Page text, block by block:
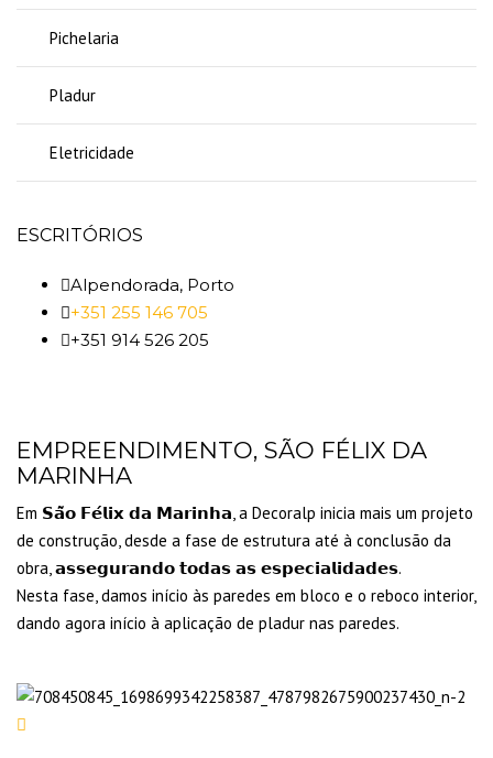
Pichelaria
Pladur
Eletricidade
ESCRITÓRIOS
Alpendorada, Porto
+351 255 146 705
+351 914 526 205
EMPREENDIMENTO, SÃO FÉLIX DA
MARINHA
Em 𝗦𝗮̃𝗼 𝗙𝗲́𝗹𝗶𝘅 𝗱𝗮 𝗠𝗮𝗿𝗶𝗻𝗵𝗮, a Decoralp inicia mais um projeto
de construção, desde a fase de estrutura até à conclusão da
obra, 𝗮𝘀𝘀𝗲𝗴𝘂𝗿𝗮𝗻𝗱𝗼 𝘁𝗼𝗱𝗮𝘀 𝗮𝘀 𝗲𝘀𝗽𝗲𝗰𝗶𝗮𝗹𝗶𝗱𝗮𝗱𝗲𝘀.
Nesta fase, damos início às paredes em bloco e o reboco interior,
dando agora início à aplicação de pladur nas paredes.